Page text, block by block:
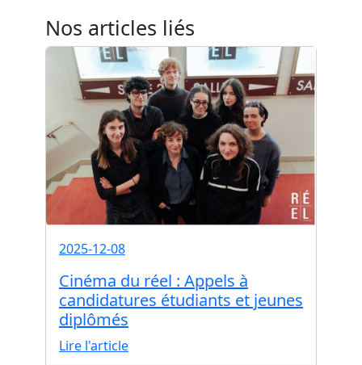
Nos articles liés
2025-12-08
Cinéma du réel : Appels à
candidatures étudiants et jeunes
diplômés
Lire l'article